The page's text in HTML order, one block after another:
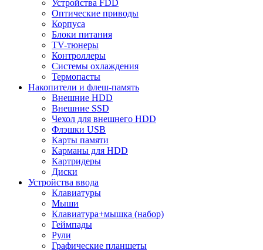
Устройства FDD
Оптические приводы
Корпуса
Блоки питания
TV-тюнеры
Контроллеры
Системы охлаждения
Термопасты
Накопители и флеш-память
Внешние HDD
Внешние SSD
Чехол для внешнего HDD
Флэшки USB
Карты памяти
Карманы для HDD
Картридеры
Диски
Устройства ввода
Клавиатуры
Мыши
Клавиатура+мышка (набор)
Геймпады
Рули
Графические планшеты